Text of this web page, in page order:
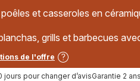
et casseroles en
grills et barbecues
de l'offre
jours pour changer d’avisGarantie 2